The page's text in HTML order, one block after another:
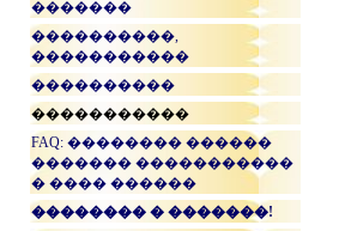
�������
����������,
�����������
����������
�����������
FAQ: �������� ������
������� �����������
� ���� ������
�������� � �������!